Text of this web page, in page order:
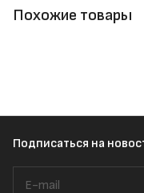
Похожие товары
Подписаться на